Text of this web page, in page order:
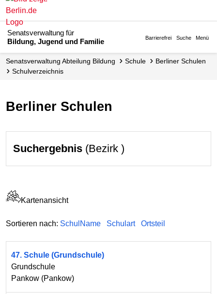
Senatsverwaltung für
Bildung, Jugend und Familie
Barrierefrei Suche Menü
Senats­verwaltung Abteilung Bildung Schule
Berliner Schulen
Schul­verzeichnis
Berliner Schulen
Suchergebnis (Bezirk )
Kartenansicht
Sortieren nach: SchulName Schulart Ortsteil
47. Schule (Grundschule)
Grundschule
Pankow (Pankow)